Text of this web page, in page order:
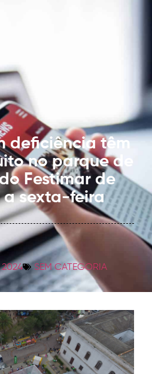
deficiência têm
no parque de
Festimar de
a sexta-feira
2024 SEM CATEGORIA